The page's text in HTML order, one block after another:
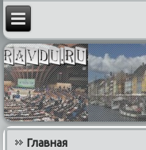
Главная